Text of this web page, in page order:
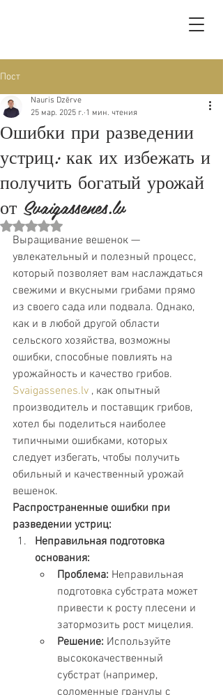
Пост
Ошибки при разведении
устриц: как их избежать и
получить богатый урожай
от Svaigassenes.lv
Nauris Dzērve
25 мар. 2025 г. 1 мин. чтения
Оценка: не число из 5 звезд.
Выращивание вешенок —
увлекательный и полезный процесс,
который позволяет вам наслаждаться
свежими и вкусными грибами прямо
из своего сада или подвала. Однако,
как и в любой другой области
сельского хозяйства, возможны
ошибки, способные повлиять на
урожайность и качество грибов.
Svaigassenes.lv , как опытный
производитель и поставщик грибов,
хотел бы поделиться наиболее
типичными ошибками, которых
следует избегать, чтобы получить
обильный и качественный урожай
вешенок.
Распространенные ошибки при
разведении устриц:
Неправильная подготовка
основания:
Проблема: Неправильная
подготовка субстрата может
привести к росту плесени и
затормозить рост мицелия.
Решение: Используйте
высококачественный
субстрат (например,
соломенные гранулы с